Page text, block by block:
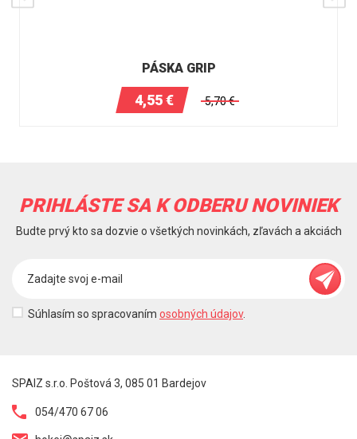
PÁSKA GRIP
4,55€ 5,70€
PRIHLÁSTE SA K ODBERU NOVINIEK
Budte prvý kto sa dozvie o všetkých novinkách, zľavách a akciách
Súhlasím so spracovaním osobných údajov.
SPAIZ s.r.o. Poštová 3, 085 01 Bardejov
054/470 67 06